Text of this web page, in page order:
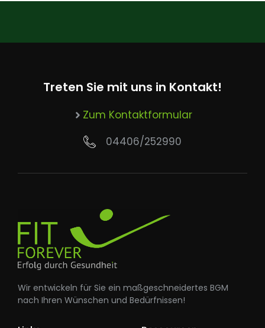
Treten Sie mit uns in Kontakt!
Zum Kontaktformular
04406/252990
Wir entwickeln für Sie ein maßgeschneidertes BGM
nach Ihren Wünschen und Bedürfnissen!